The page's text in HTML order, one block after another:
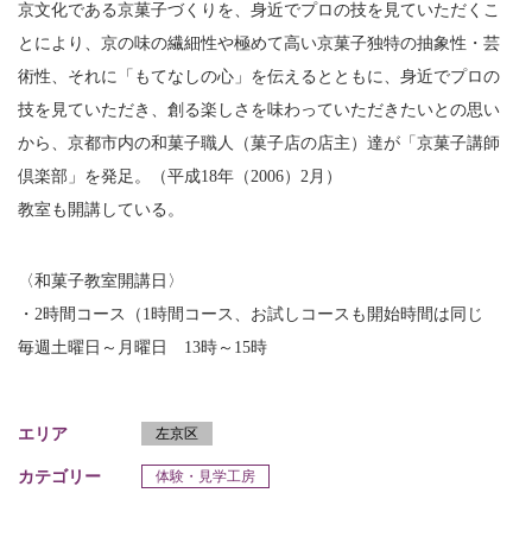
京文化である京菓子づくりを、身近でプロの技を見ていただくこ
とにより、京の味の繊細性や極めて高い京菓子独特の抽象性・芸
術性、それに「もてなしの心」を伝えるとともに、身近でプロの
技を見ていただき、創る楽しさを味わっていただきたいとの思い
から、京都市内の和菓子職人（菓子店の店主）達が「京菓子講師
倶楽部」を発足。（平成18年（2006）2月）
教室も開講している。
〈和菓子教室開講日〉
・2時間コース（1時間コース、お試しコースも開始時間は同じ
毎週土曜日～月曜日 13時～15時
エリア 左京区
カテゴリー 体験・見学工房